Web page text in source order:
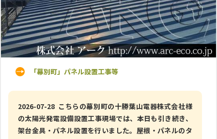
「幕別町」パネル設置工事等
2026-07-28 こちらの幕別町の十勝葉山電器株式会社様
の太陽光発電設備設置工事現場では、本日も引き続き、
架台金具・パネル設置を行いました。屋根・パネルのタ